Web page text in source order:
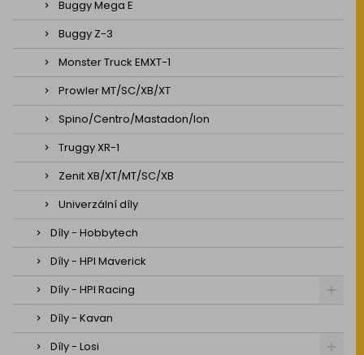
Buggy Mega E
Buggy Z-3
Monster Truck EMXT-1
Prowler MT/SC/XB/XT
Spino/Centro/Mastadon/Ion
Truggy XR-1
Zenit XB/XT/MT/SC/XB
Univerzální díly
Díly - Hobbytech
Díly - HPI Maverick
Díly - HPI Racing
Díly - Kavan
Díly - Losi